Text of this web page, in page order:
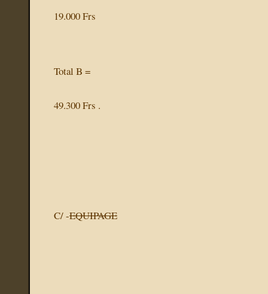
19.000 Frs
Total B =
49.300 Frs .
C/ -EQUIPAGE